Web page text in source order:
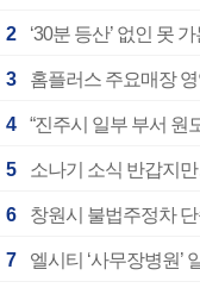
2 ‘30분 등산’ 없인 못
3 홈플러스 주요매장
4 “진주시 일부 부서
5 소나기 소식 반갑지
6 창원시 불법주정차
7 엘시티 ‘사무장병원